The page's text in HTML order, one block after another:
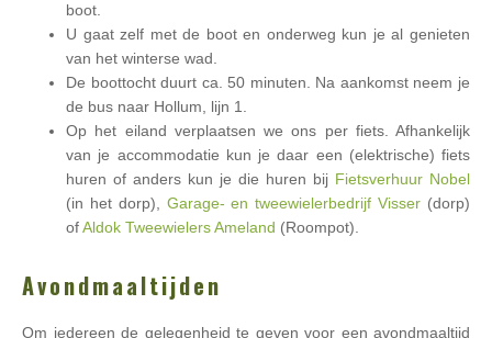
boot.
U gaat zelf met de boot en onderweg kun je al genieten
van het winterse wad.
De boottocht duurt ca. 50 minuten. Na aankomst neem je
de bus naar Hollum, lijn 1.
Op het eiland verplaatsen we ons per fiets. Afhankelijk
van je accommodatie kun je daar een (elektrische) fiets
huren of anders kun je die huren bij Fietsverhuur Nobel
(in het dorp), Garage- en tweewielerbedrijf Visser (dorp)
ofAldok Tweewielers Ameland (Roompot).
Avondmaaltijden
Om iedereen de gelegenheid te geven voor een avondmaaltijd